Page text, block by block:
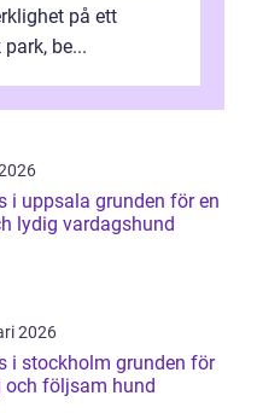
på ett
be...
grunden för en
lydig vardagshund
2026
grunden för
och följsam hund